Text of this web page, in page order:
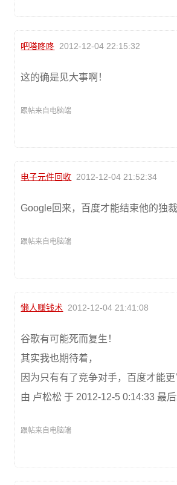
吧嗒咚咚 2012-12-04 22:15:32
这的确是见大事啊！
跟帖来自电脑端
电子元件回收 2012-12-04 21:52:34
Google回来，百度才能结束他的独裁
跟帖来自电脑端
懒人赚钱术 2012-12-04 21:41:08
谷歌有可能死而复生！
其实我也期待着，
因为只有有了竞争对手，百度才能更
由 卢松松 于 2012-12-5 0:14:33 最
跟帖来自电脑端